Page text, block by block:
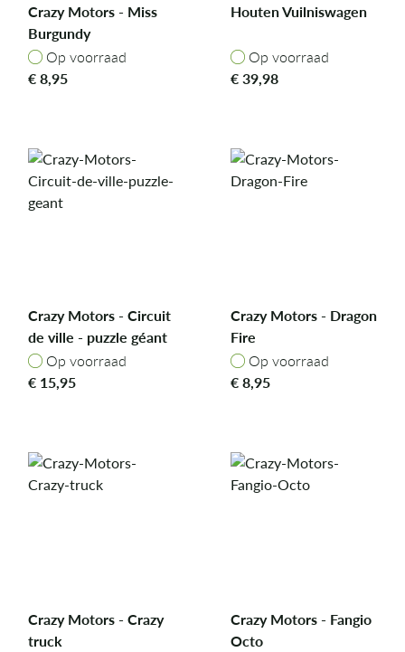
Crazy Motors - Miss
Burgundy
Op voorraad
Op voorraad
€8,95
Houten Vuilniswagen
Op voorraad
Op voorraad
€39,98
Crazy Motors - Circuit
de ville - puzzle géant
Op voorraad
Op voorraad
€ 15,95
Crazy Motors - Dragon
Fire
Op voorraad
Op voorraad
€8,95
Crazy Motors - Crazy
truck
Crazy Motors - Fangio
Octo